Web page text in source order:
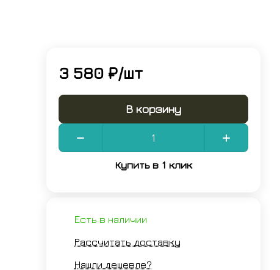
3 580 ₽/шт
В корзину
Купить в 1 клик
Есть в наличии
Рассчитать доставку
Нашли дешевле?